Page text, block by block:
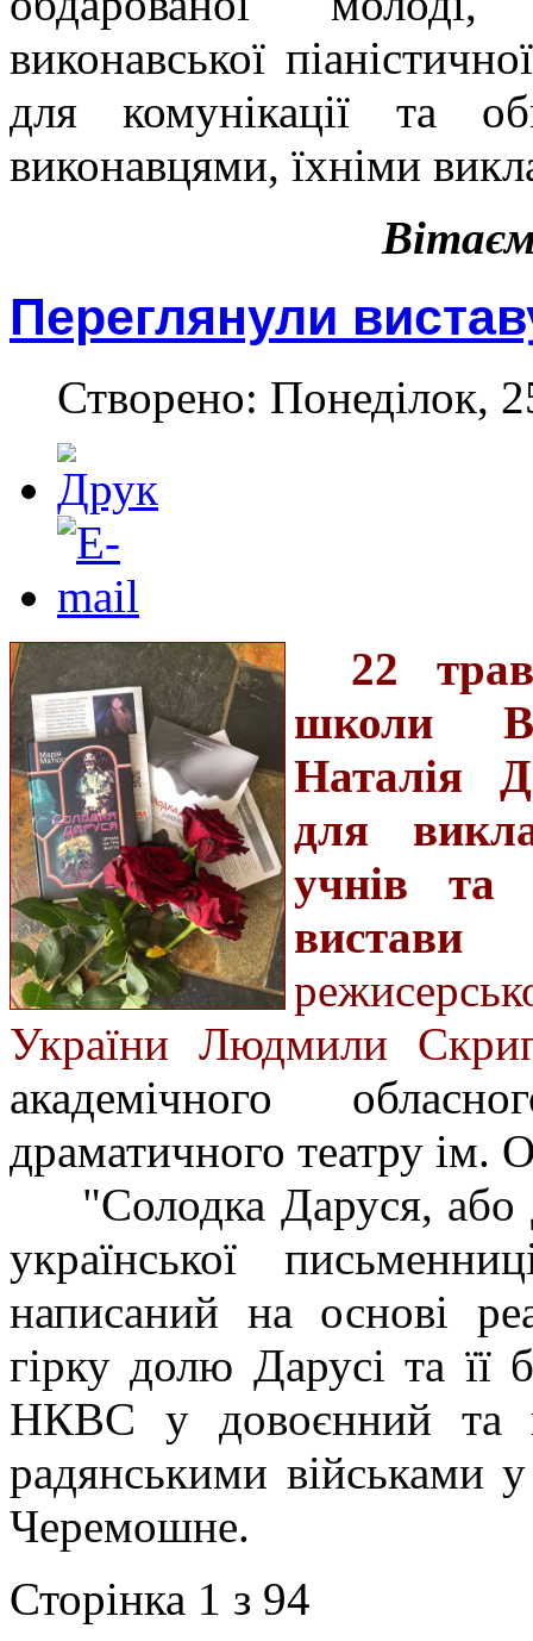
виконавської
для комунікації та
виконавцями, їхніми
Переглянули
Створено: Понеділок,
22
школи
Наталія
для
учнів та
України Людмили
академічного
драматичного театру ім.
"Солодка Даруся,
української
написаний на основі
гірку долю Дарусі та її
НКВС у довоєнний та
радянськими військами
Черемошне.
Сторінка 1 з 94